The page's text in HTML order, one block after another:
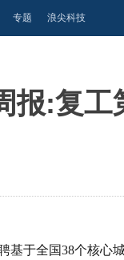
专题 浪尖科技
报:复
于全国38个核心